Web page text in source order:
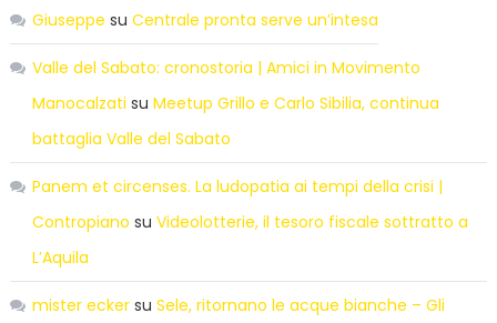
Giuseppe su Centrale pronta serve un’intesa
Valle del Sabato: cronostoria | Amici in Movimento
Manocalzati su Meetup Grillo e Carlo Sibilia, continua
battaglia Valle del Sabato
Panem et circenses. La ludopatia ai tempi della crisi |
Contropiano su Videolotterie, il tesoro fiscale sottratto a
L’Aquila
mister eckersu Sele, ritornano le acque bianche – Gli